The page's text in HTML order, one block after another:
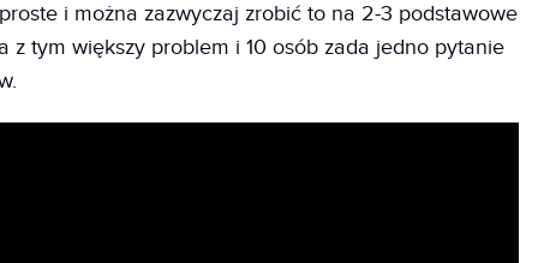
i można zazwyczaj zrobić to na 2-3 podstawowe
z tym większy problem i 10 osób zada jedno pytanie